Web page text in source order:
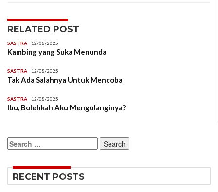
RELATED POST
SASTRA 12/08/2025
Kambing yang Suka Menunda
SASTRA 12/08/2025
Tak Ada Salahnya Untuk Mencoba
SASTRA 12/08/2025
Ibu, Bolehkah Aku Mengulanginya?
Search
for:
RECENT POSTS